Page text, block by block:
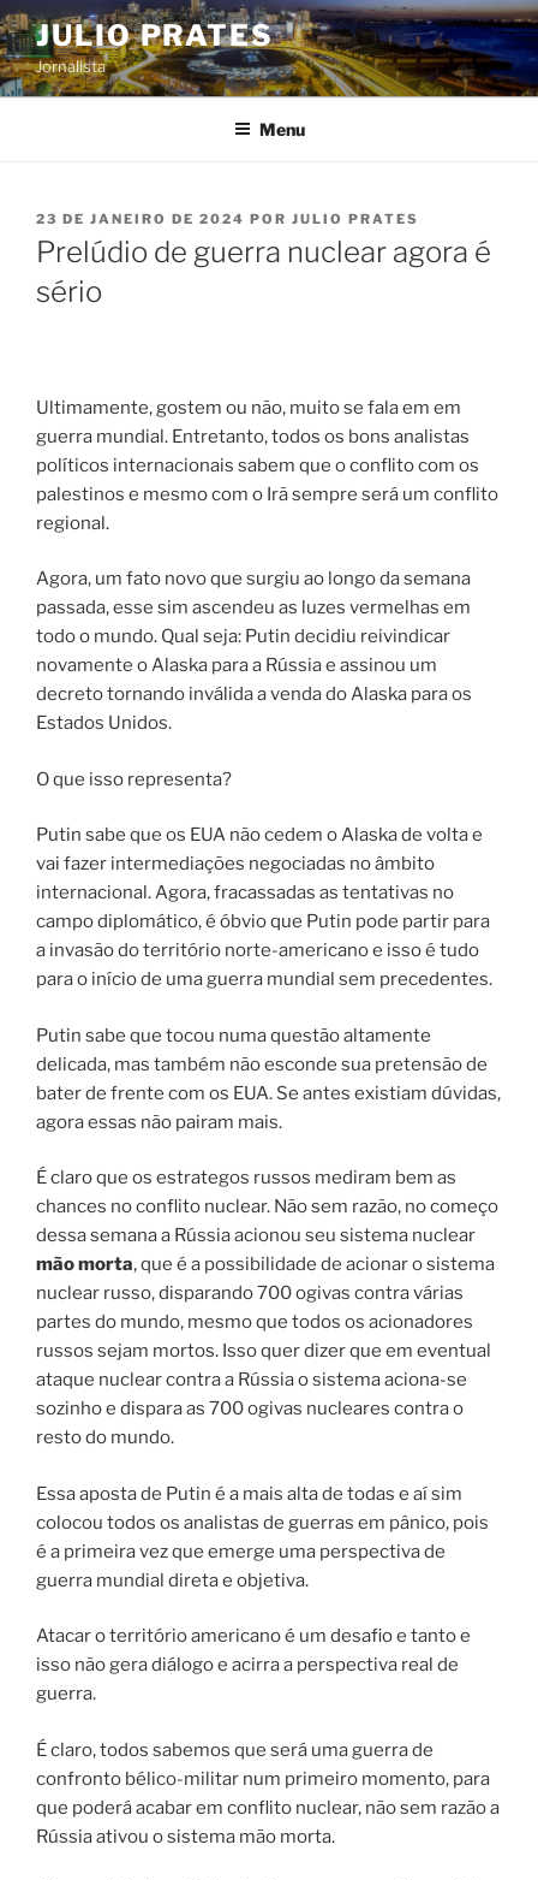
Pular
para
o
conteúdo
JULIO PRATES
Jornalista
Menu
PUBLICADO
EM
23 DE JANEIRO DE 2024 POR JULIO PRATES
Prelúdio de guerra nuclear agora é
sério
Ultimamente, gostem ou não, muito se fala em em
guerra mundial. Entretanto, todos os bons analistas
políticos internacionais sabem que o conflito com os
palestinos e mesmo com o Irã sempre será um conflito
regional.
Agora, um fato novo que surgiu ao longo da semana
passada, esse sim ascendeu as luzes vermelhas em
todo o mundo. Qual seja: Putin decidiu reivindicar
novamente o Alaska para a Rússia e assinou um
decreto tornando inválida a venda do Alaska para os
Estados Unidos.
O que isso representa?
Putin sabe que os EUA não cedem o Alaska de volta e
vai fazer intermediações negociadas no âmbito
internacional. Agora, fracassadas as tentativas no
campo diplomático, é óbvio que Putin pode partir para
a invasão do território norte-americano e isso é tudo
para o início de uma guerra mundial sem precedentes.
Putin sabe que tocou numa questão altamente
delicada, mas também não esconde sua pretensão de
bater de frente com os EUA. Se antes existiam dúvidas,
agora essas não pairam mais.
É claro que os estrategos russos mediram bem as
chances no conflito nuclear. Não sem razão, no começo
dessa semana a Rússia acionou seu sistema nuclear
mãomorta, que é a possibilidade de acionar o sistema
nuclear russo, disparando 700 ogivas contra várias
partes do mundo, mesmo que todos os acionadores
russos sejam mortos. Isso quer dizer que em eventual
ataque nuclear contra a Rússia o sistema aciona-se
sozinho e dispara as 700 ogivas nucleares contra o
resto do mundo.
Essa aposta de Putin é a mais alta de todas e aí sim
colocou todos os analistas de guerras em pânico, pois
é a primeira vez que emerge uma perspectiva de
guerra mundial direta e objetiva.
Atacar o território americano é um desafio e tanto e
isso não gera diálogo e acirra a perspectiva real de
guerra.
É claro, todos sabemos que será uma guerra de
confronto bélico-militar num primeiro momento, para
que poderá acabar em conflito nuclear, não sem razão a
Rússia ativou o sistema mão morta.